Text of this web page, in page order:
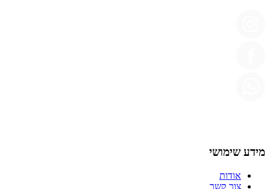
מידע שימושי
אודות
צור קשר